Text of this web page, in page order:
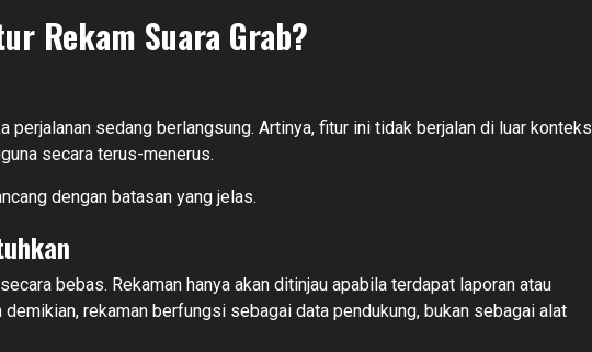
Rekam Suara Grab?
perjalanan sedang berlangsung. Artinya, fitur ini tidak berjalan di luar konteks
secara terus-menerus.
dengan batasan yang jelas.
bebas. Rekaman hanya akan ditinjau apabila terdapat laporan atau
demikian, rekaman berfungsi sebagai data pendukung, bukan sebagai alat